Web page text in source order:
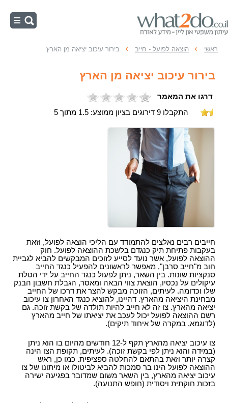
ראשי
עיקולים
כינוס נכסים
ראשי הוצאה לפועל - חייב בירור עיכוב יציאה מן הארץ
בירור עיכוב יציאה מן הארץ
דרגו את המאמר
התקבלו 9 דירוגים בציון ממוצע: 1.5 מתוך 5
חייבים רבים נאלצים להתמודד עם הליכי הוצאה לפועל, וזאת
בעקבות פתיחת תיק כנגדם בלשכת ההוצאה לפועל. חוק
ההוצאה לפועל, אשר נועד לסייע לזוכים המבקשים להביא לגביית
חוב מ"חייב סרבן", מאפשר לראשונים להפעיל כנגד החייב
סנקציות שונות. בין השאר, ניתן לפעול כנגד החייב על ידי הטלת
עיקולים על נכסיו, הוצאת צווי הבאה ומאסר, הגבלת חשבון הבנק
שלו וכדומה. לעיתים, הזוכה מבקש להצר את דרכו של החייב
מבחינת היציאה מהארץ. דהיינו, להוציא כנגד האחרון צו עיכוב
יציאה מהארץ. צו זה לא חייב להיות תולדה של בקשת זוכה. גם
רשם ההוצאה לפועל יכול לעכב את יציאתו של חייב מהארץ
(לדוגמא, במקרה של איחוד תיקים).
צו עיכוב יציאה מהארץ תקף ל-12 חודשים מהיום בו הוא ניתן
(במידה והוא ניתן לפי בקשת זוכה). לעיתים, תקופת הצו הינה
קצרה יותר וזאת בהתאם להחלטה ספציפית. כמו כן, ראש
ההוצאה לפועל הינו בר סמכות להביא לביטולו או מיתונו של צו
עיכוב יציאה מהארץ, בין השאר משום שמדובר בפגיעה ישירה
בזכות חוקתית ויסודית (חופש התנועה).